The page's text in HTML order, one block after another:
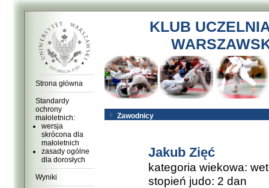
Strona główna
Standardy
ochrony
małoletnich:
wersja
skrócona dla
małoletnich
zasady ogólne
dla dorosłych
Wyniki
KLUB
Zawodnicy
Jakub Zięć
kategoria wiekowa:
stopień judo: 2 dan